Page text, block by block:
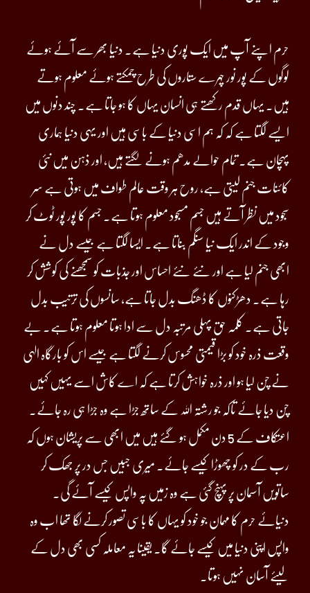
حرم اپنے آپ میں ایک پوری دنیا ہے۔ دنیا بھر سے آئے ہوئے
لوگوں کے پور نور چہرے ستاروں کی طرح چمکتے ہوئے معلوم ہوتے
ہیں۔ یہاں قدم رکھتے ہی انسان یہاں کا ہو جاتا ہے۔ چند دنوں میں
ایسے لگتا ہے کہ کہ ہم اسی دنیا کے باسی ہیں اور یہی دنیا ہماری
پہچان ہے۔ تمام حوالے مدھم ہونے لگتے ہیں، اور ذہن میں نئی
کائنات جنم لیتی ہے، روح ہر وقت عالم طواف میں ہوتی ہے سر
سجود میں نظر آتے ہیں جسم مسجود معلوم ہوتا ہے۔ جسم کا پور پور ٹوٹ کر
وجود کے اندر ایک نیا سنگم بناتا ہے۔ ایسا لگتا ہے جیسے دل نے
ابھی جنم لیا ہے اور نئے نئے احساس اور جذبات کو سمجھنے کی کوشش کر
رہا ہے۔ دھڑکنوں کا ڈھنگ بدل جاتا ہے، سانسوں کی ترتیب بدل
جاتی ہے۔ کلمہ حق پہلی مرتبہ دل سے ادا ہوتا معلوم ہوتا ہے۔ بے
وقعت ذرہ خود کو بڑا قیمتی محسوس کرنے لگتا ہے جیسے اس کو بارگاہ الہی
نے چن لیا ہو اور ذرہ خواہش کرتا ہے کہ اے کاش اسے یہیں کہیں
چن دیا جائے تاکہ جو رشتہ اللہ کے ساتھ جڑا ہے وہ جڑا ہی رہ جائے۔
اعتکاف کے 5 دن مکمل ہو گئے ہیں میں ابھی سے پریشان ہوں کہ
رب کے در کو چھوڑا کیسے جائے۔ میری جبیں جس در پر جھک کر
ساتویں آسمان پر پہنچ گئی ہے وہ زمیں پہ واپس کیسے آئے گی۔
دنیائے حرم کا مہمان جو خود کو یہاں کا باسی تصور کرنے لگا تھا اب وہ
واپس اپنی دنیا میں کیسے جائے گا۔ یقینا یہ معاملہ کسی بھی دل کے
لیئے آسان نہیں ہوتا۔